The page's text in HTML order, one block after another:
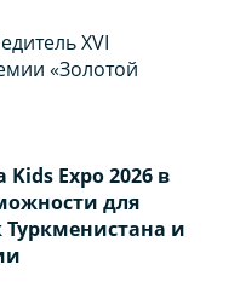
XVI
«Золотой
Expo 2026 в
для
и